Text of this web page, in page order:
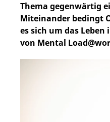
Thema gegenwärtig
Miteinander bedingt
es sich um das
von Mental